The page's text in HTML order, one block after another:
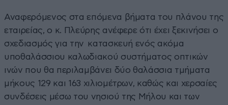
Αναφερόμενος στα επόμενα βήματα του πλάνου της
εταιρείας, ο κ. Πλεύρης ανέφερε ότι έχει ξεκινήσει ο
σχεδιασμός για την κατασκευή ενός ακόμα
υποθαλάσσιου καλωδιακού συστήματος οπτικών
ινών που θα περιλαμβάνει δύο θαλάσσια τμήματα
μήκους 129 και 163 χιλιομέτρων, καθώς και χερσαίες
συνδέσεις μέσω του νησιού της Μήλου και των